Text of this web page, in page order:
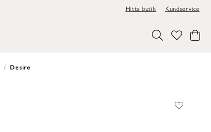
Hitta butik Kundservice
Desire